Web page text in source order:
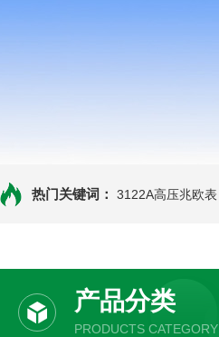
热门关键词： 3122A高压兆欧表
产品分类
PRODUCTS CATEGORY